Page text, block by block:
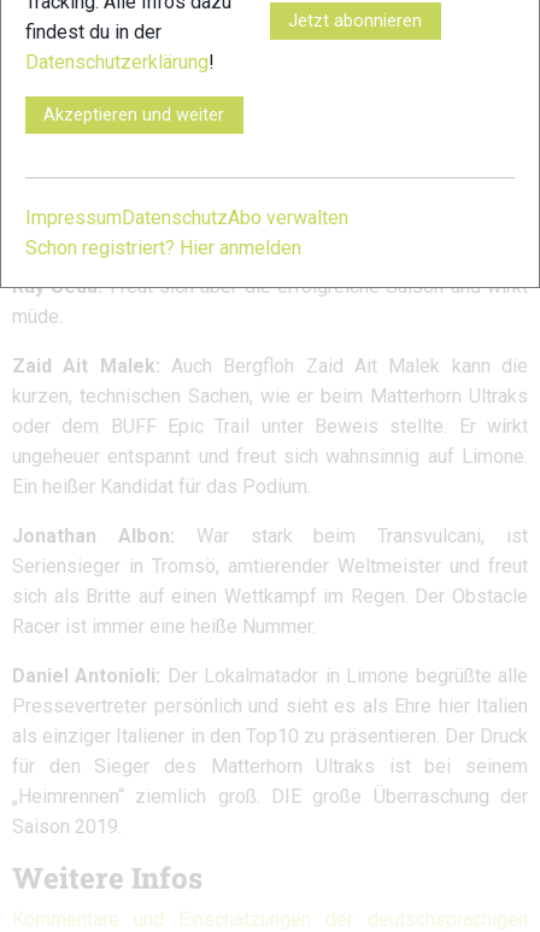
Das bedeutet, hier könnte für Hillary einiges möglich sein.
Oriol Cardona:Wirkt extrem sympathisch und geerdet. Er
sieht das Ganze auch als guten Test für seine Skisaison („I`m
also a Skimo-Athlet“), dem die kurzen, sehr technischen
Interessant: Oriol machte im August eine längere Pause, um
im Herbst wieder voll angreifen zu können.
Ruy Ueda:Freut sich über die erfolgreiche Saison und wirkt
müde.
Zaid Ait Malek: Auch Bergfloh Zaid Ait Malek kann die
kurzen, technischen Sachen, wie er beim Matterhorn Ultraks
oder dem BUFF Epic Trail unter Beweis stellte. Er wirkt
ungeheuer entspannt und freut sich wahnsinnig auf Limone.
Ein heißer Kandidat für das Podium.
Jonathan Albon: War stark beim Transvulcani, ist
Seriensieger in Tromsö, amtierender Weltmeister und freut
sich als Britte auf einen Wettkampf im Regen. Der Obstacle
Racer ist immer eine heiße Nummer.
Daniel Antonioli: Der Lokalmatador in Limone begrüßte alle
Pressevertreter persönlich und sieht es als Ehre hier Italien
als einziger Italiener in den Top10 zu präsentieren. Der Druck
für den Sieger des Matterhorn Ultraks ist bei seinem
„Heimrennen“ ziemlich groß. DIE große Überraschung der
Saison 2019.
Weitere Infos
Kommentare und Einschätzungen der deutschsprachigen
findest du in der
Datenschutzerklärung!
Akzeptieren und weiter
Jetzt abonnieren
ImpressumDatenschutzAbo verwalten
Schon registriert? Hier anmelden